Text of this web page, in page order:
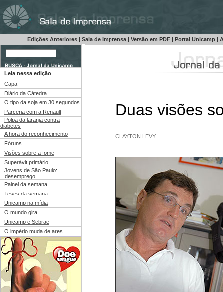
Edições Anteriores | Sala de Imprensa | Versão em PDF | Portal Unicamp |
Leia nessa edição
Capa
Diário da Cátedra
O tipo da soja em 30 segundos
Parceria com a Renault
Polpa da laranja contra
diabetes
A hora do reconhecimento
Fóruns
Visões sobre a fome
Superávit primário
Jovens de São Paulo:
desemprego
Painel da semana
Teses da semana
Unicamp na mídia
O mundo gira
Unicamp e Sebrae
O império muda de ares
Duas visões
CLAYTON LEVY